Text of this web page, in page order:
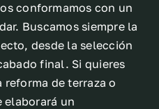
conformamos con un
Buscamos siempre la
desde la selección
final. Si quieres
de terraza o
elaborará un